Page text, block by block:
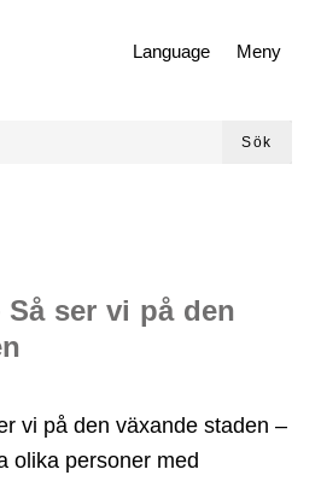
Language
Meny
Sök
ser vi på den
vi på den växande staden –
olika personer med